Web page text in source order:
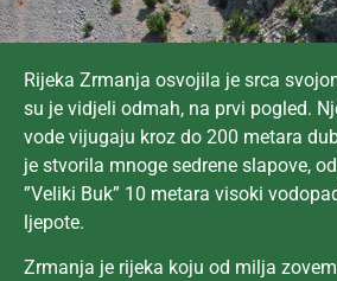
Rijeka Zrmanja osvojila je srca
su je vidjeli odmah, na prvi pogled.
vode vijugaju kroz do 200 metara
je stvorila mnoge sedrene slapove,
”Veliki Buk” 10 metara visoki
ljepote.
Zrmanja je rijeka koju od milja